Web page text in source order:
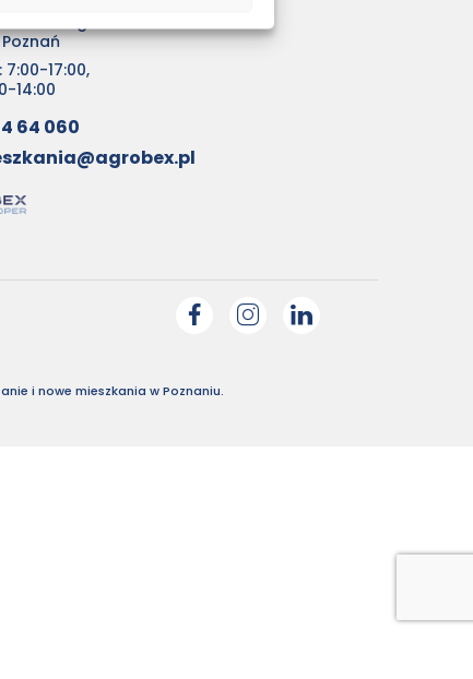
7:00-17:00,
14:00
64 060
i nowe mieszkania w Poznaniu.